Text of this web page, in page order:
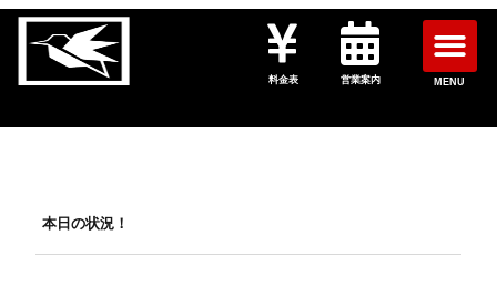
料金表 営業案内 MENU
本日の状況！